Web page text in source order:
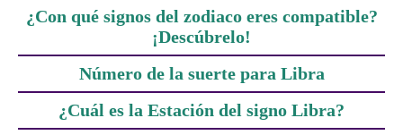
¿Con qué signos del zodiaco eres compatible?
¡Descúbrelo!
Número de la suerte para Libra
¿Cuál es la Estación del signo Libra?